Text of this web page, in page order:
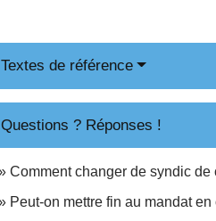
Textes de référence
Questions ? Réponses !
Comment changer de syndic
Peut-on mettre fin au mandat